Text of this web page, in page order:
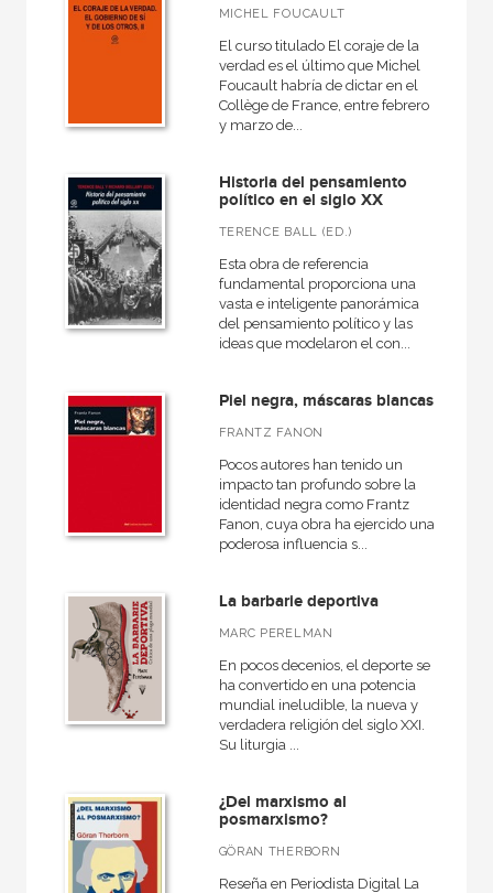
MICHEL FOUCAULT
El curso titulado El coraje de la
verdad es el último que Michel
Foucault habría de dictar en el
Collège de France, entre febrero
y marzo de...
Historia del pensamiento
político en el siglo XX
TERENCE BALL (ED.)
Esta obra de referencia
fundamental proporciona una
vasta e inteligente panorámica
del pensamiento político y las
ideas que modelaron el con...
Piel negra, máscaras blancas
FRANTZ FANON
Pocos autores han tenido un
impacto tan profundo sobre la
identidad negra como Frantz
Fanon, cuya obra ha ejercido una
poderosa influencia s...
La barbarie deportiva
MARC PERELMAN
En pocos decenios, el deporte se
ha convertido en una potencia
mundial ineludible, la nueva y
verdadera religión del siglo XXI.
Su liturgia ...
¿Del marxismo al
posmarxismo?
GÖRAN THERBORN
Reseña en Periodista Digital La